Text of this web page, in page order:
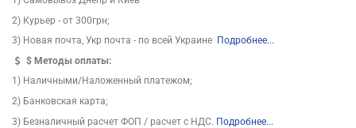
2) Курьер - от 300грн;
3) Новая почта, Укр почта - по всей Украине Подробнее...
$Методы оплаты:
1) Наличными/Наложенный платежом;
2) Банковская карта;
3) Безналичный расчет ФОП / расчет с НДС. Подробнее...